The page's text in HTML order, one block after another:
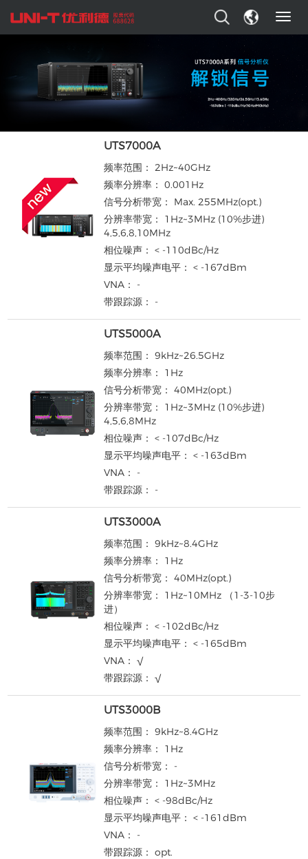
T
o
UTS7000A
频率范围： 2Hz~40GHz
频率分辨率： 0.001Hz
信号分析带宽： Max. 255MHz(opt.)
分辨率带宽： 1Hz~3MHz (10%步进)
4,5,6,8,10MHz
相位噪声： < -110dBc/Hz
显示平均噪声电平： < -167dBm
VNA： -
带跟踪源： -
UTS5000A
频率范围： 9kHz~26.5GHz
频率分辨率： 1Hz
信号分析带宽： 40MHz(opt.)
分辨率带宽： 1Hz~3MHz (10%步进)
4,5,6,8MHz
相位噪声： < -107dBc/Hz
显示平均噪声电平： < -163dBm
VNA： -
带跟踪源： -
UTS3000A
频率范围： 9kHz~8.4GHz
频率分辨率： 1Hz
信号分析带宽： 40MHz(opt.)
分辨率带宽： 1Hz~10MHz （1-3-10步
进）
相位噪声： < -102dBc/Hz
显示平均噪声电平： < -165dBm
VNA： √
带跟踪源： √
UTS3000B
频率范围： 9kHz~8.4GHz
频率分辨率： 1Hz
信号分析带宽： -
分辨率带宽： 1Hz~3MHz
相位噪声： < -98dBc/Hz
显示平均噪声电平： < -161dBm
VNA： -
带跟踪源： opt.